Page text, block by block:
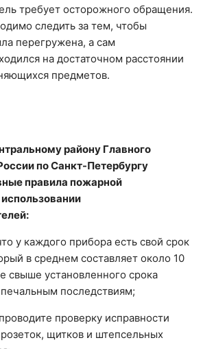
требует осторожного обращения.
следить за тем, чтобы
перегружена, а сам
на достаточном расстоянии
предметов.
району Главного
по Санкт-Петербургу
правила пожарной
у каждого прибора есть свой срок
в среднем составляет около 10
свыше установленного срока
последствиям;
проверку исправности
щитков и штепсельных